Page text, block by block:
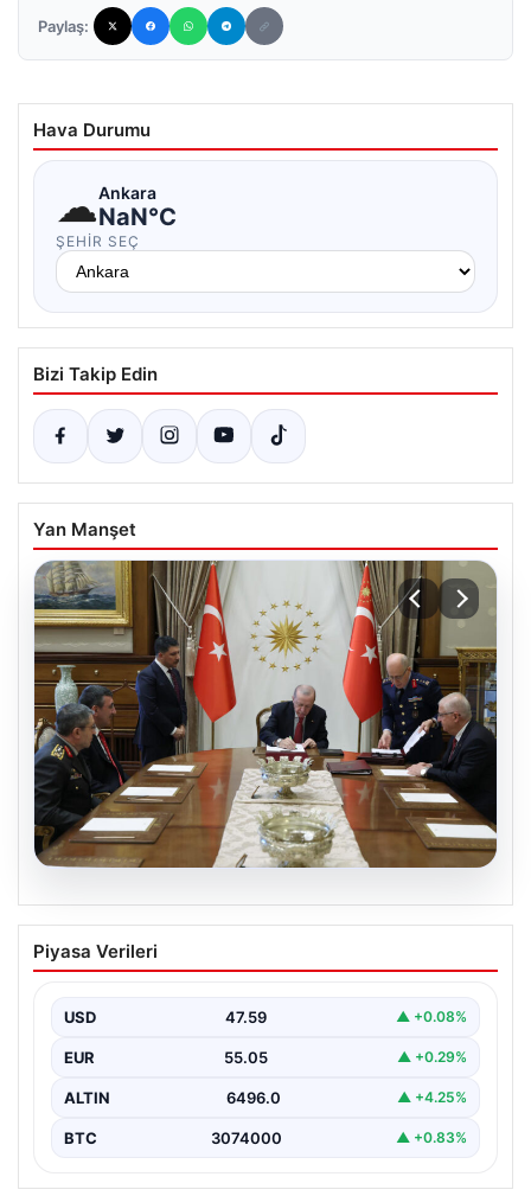
Paylaş:
Hava Durumu
☁Ankara
NaN°C
ŞEHIR SEÇ
Bizi Takip Edin
Yan Manşet
Türk Hava Kuvvetleri’nde Tarih Yazan
Kadınlar: Özlem Karapınar ve Alper
Türkiye'nin savunma ve askeri tarihine yeni bir sayfa
Piyasa Verileri
USD 47.59 ▲ +0.08%
EUR 55.05 ▲ +0.29%
ALTIN 6496.0 ▲ +4.25%
BTC 3074000 ▲ +0.83%